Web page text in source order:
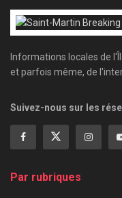
Informations locales de
et parfois même, de
Suivez-nous sur les
Par rubriques